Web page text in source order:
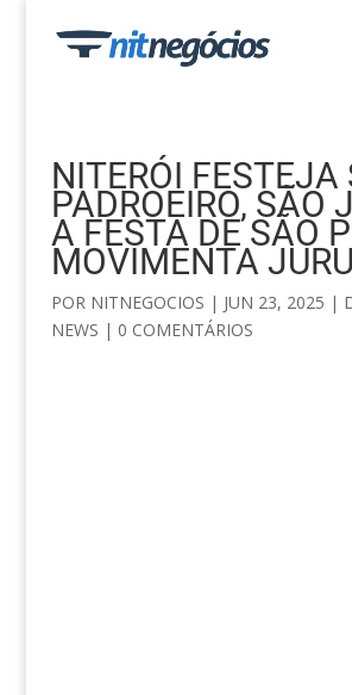
NITERÓI FESTEJA
PADROEIRO, SÃO
A FESTA DE SÃO
MOVIMENTA
POR NITNEGOCIOS | JUN 23, 2025 |
NEWS | 0 COMENTÁRIOS